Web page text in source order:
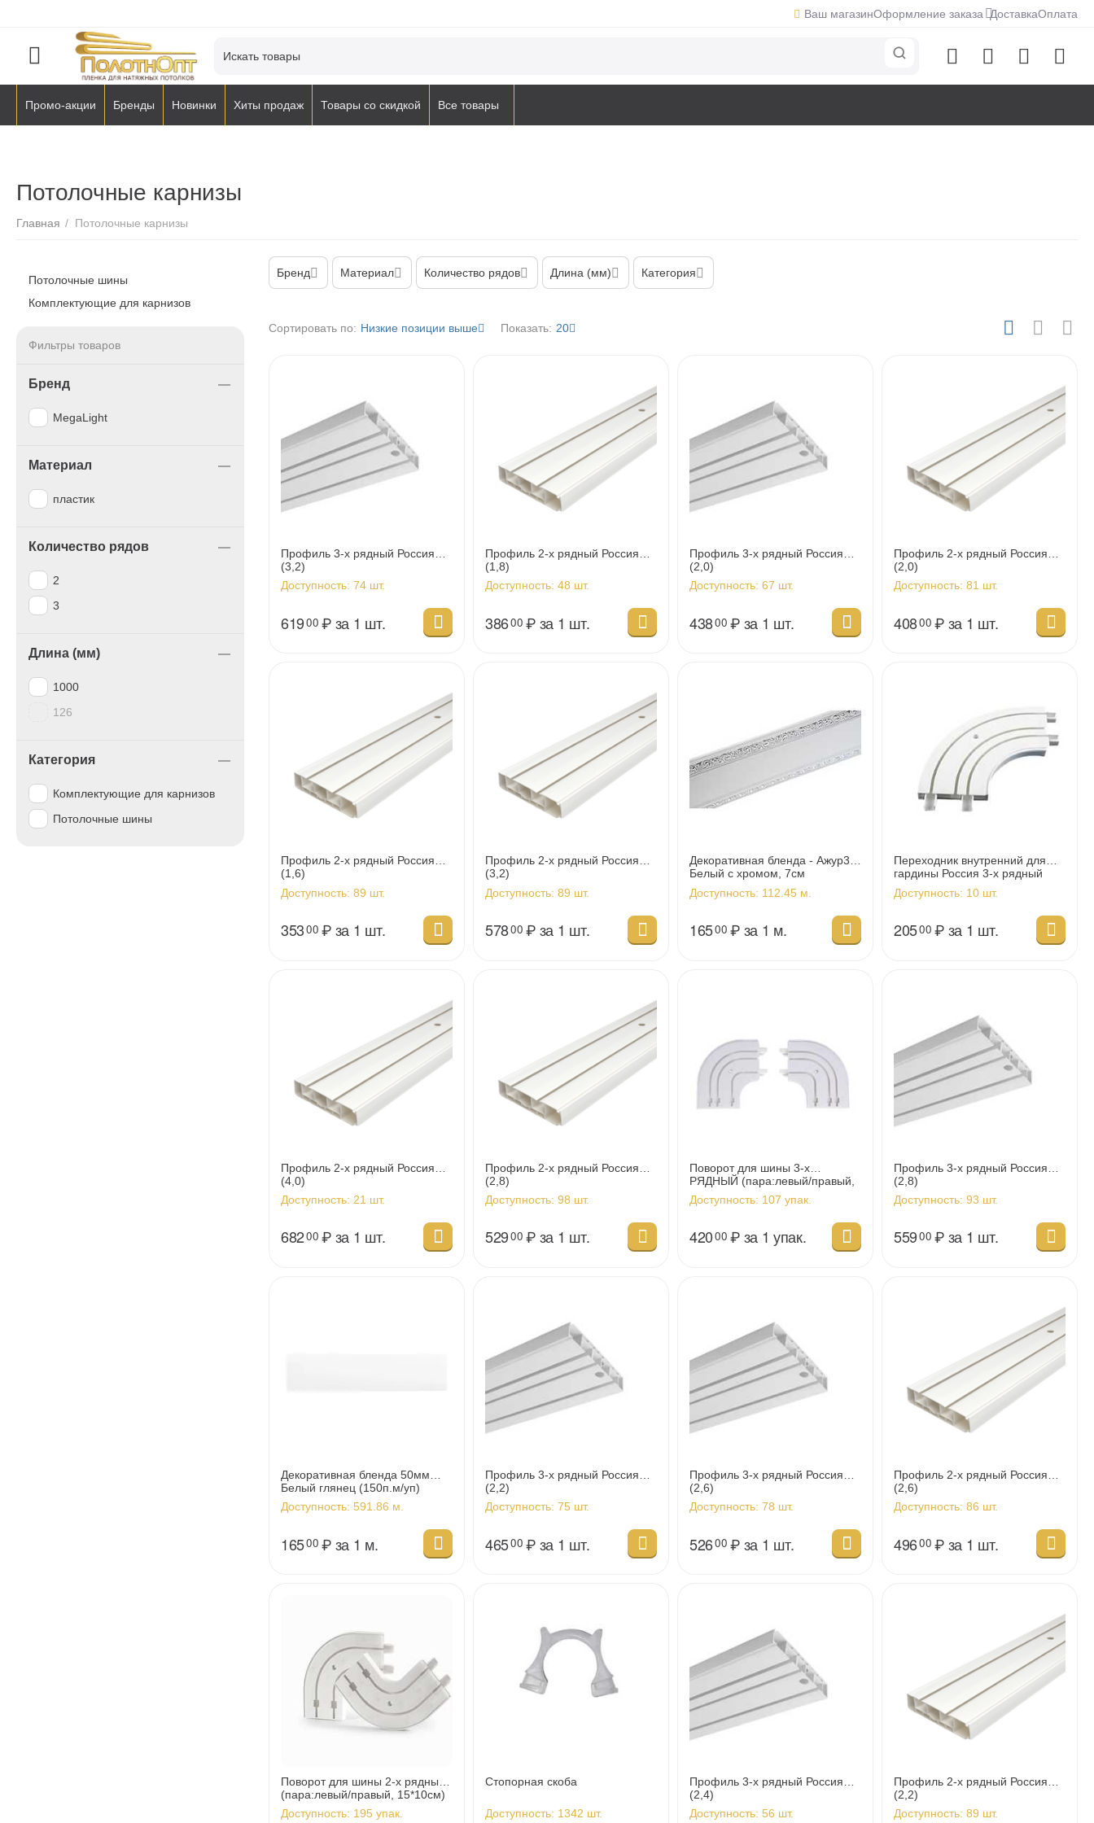
Ваш магазинОформление заказа ДоставкаОплата
Промо-акции Бренды Новинки Хиты продаж Товары со скидкой Все товары
Потолочные карнизы
Главная / Потолочные карнизы
Бренд Материал Количество рядов Длина (мм) Категория
Сортировать по: Низкие позиции выше Показать: 20
Профиль 3-х рядный Россия
(3,2)
Доступность: 74 шт.
61900 ₽за 1 шт.
Профиль 2-х рядный Россия
(1,8)
Доступность: 48 шт.
38600 ₽за 1 шт.
Профиль 3-х рядный Россия
(2,0)
Доступность: 67 шт.
43800 ₽за 1 шт.
Профиль 2-х рядный Россия
(2,0)
Доступность: 81 шт.
40800 ₽за 1 шт.
Профиль 2-х рядный Россия
(1,6)
Доступность: 89 шт.
35300 ₽за 1 шт.
Профиль 2-х рядный Россия
(3,2)
Доступность: 89 шт.
57800 ₽за 1 шт.
Декоративная бленда - Ажур3
Белый с хромом, 7см
Доступность: 112.45 м.
16500 ₽за 1 м.
Переходник внутренний для
гардины Россия 3-х рядный
Доступность: 10 шт.
20500 ₽за 1 шт.
Профиль 2-х рядный Россия
(4,0)
Доступность: 21 шт.
68200 ₽за 1 шт.
Профиль 2-х рядный Россия
(2,8)
Доступность: 98 шт.
52900 ₽за 1 шт.
Поворот для шины 3-х
РЯДНЫЙ (пара:левый/правый,
15*10см)
Доступность: 107 упак.
42000 ₽за 1 упак.
Профиль 3-х рядный Россия
(2,8)
Доступность: 93 шт.
55900 ₽за 1 шт.
Декоративная бленда 50мм
Белый глянец (150п.м/уп)
Доступность: 591.86 м.
16500 ₽за 1 м.
Профиль 3-х рядный Россия
(2,2)
Доступность: 75 шт.
46500 ₽за 1 шт.
Профиль 3-х рядный Россия
(2,6)
Доступность: 78 шт.
52600 ₽за 1 шт.
Профиль 2-х рядный Россия
(2,6)
Доступность: 86 шт.
49600 ₽за 1 шт.
Поворот для шины 2-х рядный
(пара:левый/правый, 15*10см)
Доступность: 195 упак.
Стопорная скоба
Доступность: 1342 шт.
Профиль 3-х рядный Россия
(2,4)
Доступность: 56 шт.
Профиль 2-х рядный Россия
(2,2)
Доступность: 89 шт.
Потолочные шины
Комплектующие для карнизов
Фильтры товаров
Бренд
MegaLight
Материал
пластик
Количество рядов
2
3
Длина (мм)
1000
126
Категория
Комплектующие для карнизов
Потолочные шины